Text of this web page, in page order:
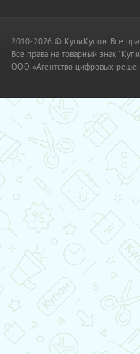
2010-2026 © КупиКупон. Все
Все права на товарный знак
OOO «Агентство цифровых